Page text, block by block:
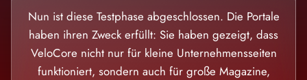
Nun ist diese Testphase abgeschlossen. Die Portale
haben ihren Zweck erfüllt: Sie haben gezeigt, dass
VeloCore nicht nur für kleine Unternehmensseiten
funktioniert, sondern auch für große Magazine,